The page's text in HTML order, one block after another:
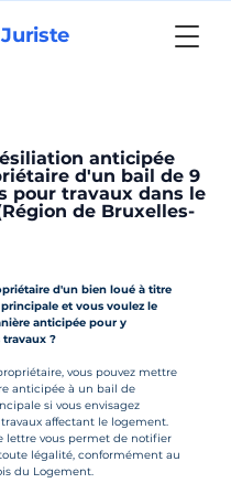
Juriste
anticipée
d'un bail de 9
pour travaux dans le
de Bruxelles-
d'un bien loué à titre
et vous voulez le
anticipée pour y
travaux ?
vous pouvez mettre
anticipée à un bail de
si vous envisagez
affectant le logement.
lettre vous permet de notifier
légalité, conformément au
du Logement.